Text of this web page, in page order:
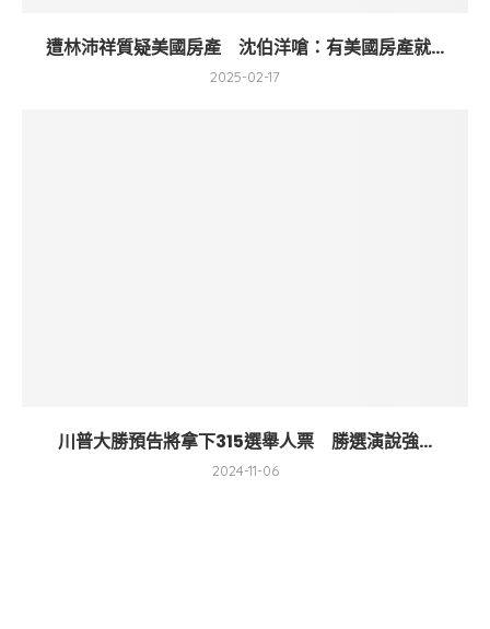
遭林沛祥質疑美國房產 沈伯洋嗆：有美國房產就...
2025-02-17
川普大勝預告將拿下315選舉人票 勝選演說強...
2024-11-06